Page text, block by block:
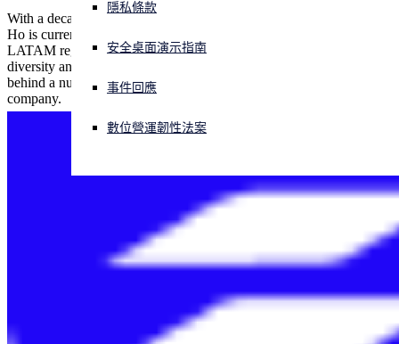
Open search
简体中文 Open language switcher
隱私條款
安全桌面演示指南
事件回應
數位營運韌性法案
With a decade of international HR experience in technology, Fiona
Ho is currently the Director, Human Resources for the US and
LATAM region at Sophos. Fiona is a strong advocate in the area of
diversity and inclusion and has been one of the main driving forces
behind a number of initiatives that have been launched at the
company.